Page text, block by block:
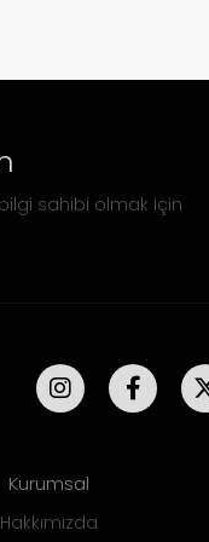
bilgi sahibi olmak için
Kurumsal
Hakkımızda